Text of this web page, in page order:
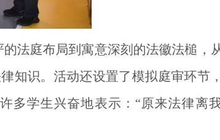
法庭布局到寓意深刻的法徽法槌，
知识。活动还设置了模拟庭审环节
多学生兴奋地表示：“原来法律离